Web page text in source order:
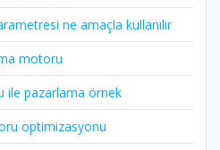
ne amaçla kullanılır
motoru
ile pazarlama örnek
optimizasyonu